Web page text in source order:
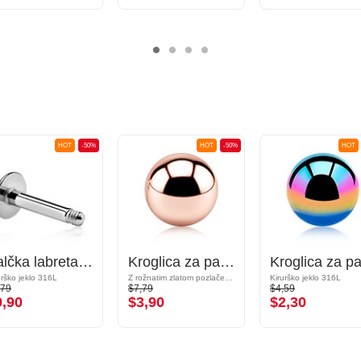
-50%
HOT
Palčka labreta (kirurško jeklo, srebrna, sijoč zaključek)
jeklo 316L
-50%
HOT
Kroglica za palčke z navojem (kirurško jeklo, rožnatozlata, sijoč zaključek)
$7,79
$3,90
HOT
Kirurško jeklo 316L
$4,59
$2,30